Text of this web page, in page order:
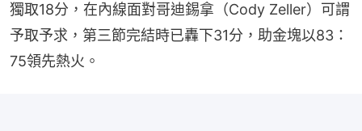
獨取18分，在內線面對哥迪錫拿（Cody Zeller）可謂
予取予求，第三節完結時已轟下31分，助金塊以83：
75領先熱火。